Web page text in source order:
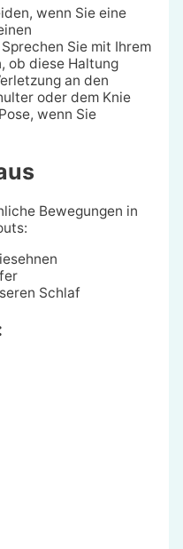
wenn Sie eine
Sie mit Ihrem
ob diese Haltung
an den
oder dem Knie
wenn Sie
Bewegungen in
Schlaf